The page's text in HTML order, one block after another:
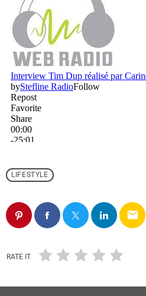
LIFESTYLE
email
RATE IT